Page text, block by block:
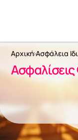
Αρχική Ασφάλεια